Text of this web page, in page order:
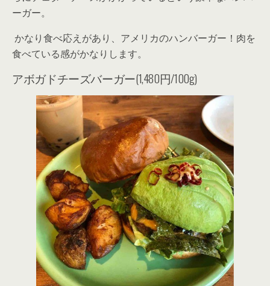
ーガー。
かなり食べ応えがあり、アメリカのハンバーガー！肉を
食べている感がかなりします。
アボガドチーズバーガー(1,480円/100g)